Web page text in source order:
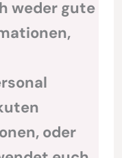
weder gute
oder